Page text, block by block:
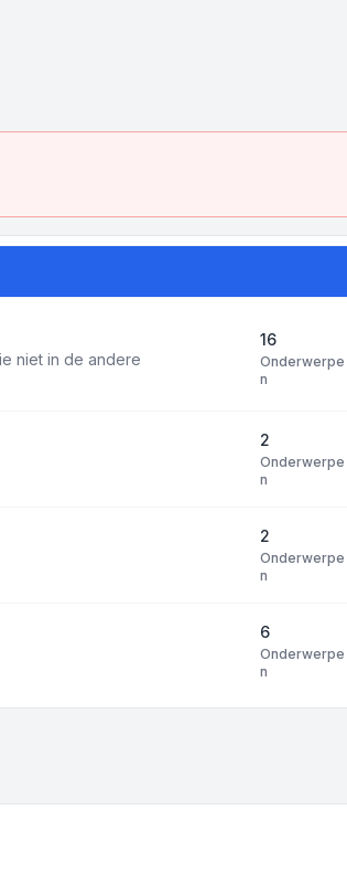
niet in de andere
16
Onderwerpe
n
2
Onderwerpe
n
2
Onderwerpe
n
6
Onderwerpe
n